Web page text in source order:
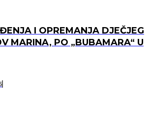
I OPREMANJA DJEČJEG
MARINA, PO „BUBAMARA“ U